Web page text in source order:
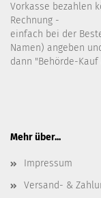
Vorkasse bezahlen
Rechnung -
einfach bei der
Namen) angeben
dann "Behörde-
Mehr über...
Impressum
Versand- &